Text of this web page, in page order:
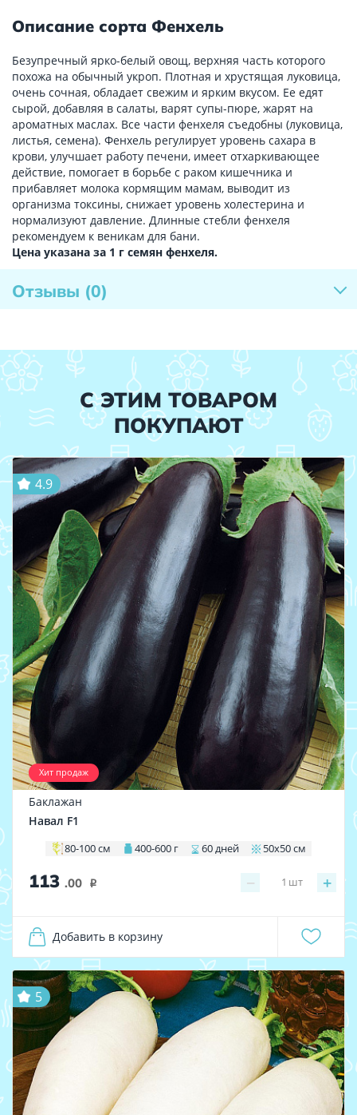
Описание сорта Фенхель
Безупречный ярко-белый овощ, верхняя часть которого
похожа на обычный укроп. Плотная и хрустящая луковица,
очень сочная, обладает свежим и ярким вкусом. Ее едят
сырой, добавляя в салаты, варят супы-пюре, жарят на
ароматных маслах. Все части фенхеля съедобны (луковица,
листья, семена). Фенхель регулирует уровень сахара в
крови, улучшает работу печени, имеет отхаркивающее
действие, помогает в борьбе с раком кишечника и
прибавляет молока кормящим мамам, выводит из
организма токсины, снижает уровень холестерина и
нормализуют давление. Длинные стебли фенхеля
рекомендуем к веникам для бани.
Цена указана за 1 г семян фенхеля.
Отзывы (0)
С ЭТИМ ТОВАРОМ
ПОКУПАЮТ
Хит продаж
4.9
Баклажан
Навал F1
80-100 см 400-600 г 60 дней 50х50 см
113 .00 i − +
1 шт
Добавить в корзину
5